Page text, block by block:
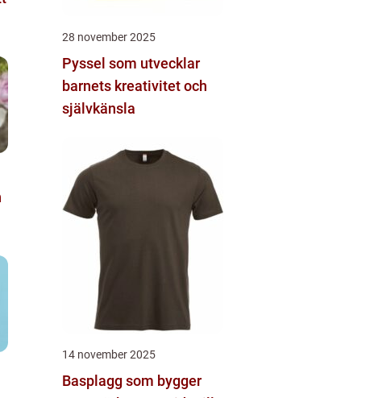
28 november 2025
Pyssel som utvecklar
barnets kreativitet och
självkänsla
14 november 2025
Basplagg som bygger